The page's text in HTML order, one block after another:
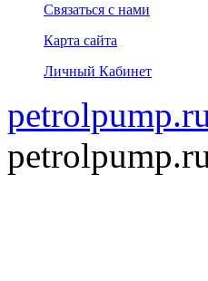
Связаться с нами
Карта сайта
Личный Кабинет